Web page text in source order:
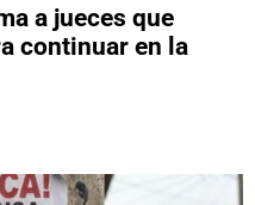
a jueces que
continuar en la